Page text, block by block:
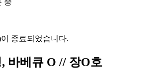
종료되었습니다.
, 바베큐 O // 장O호